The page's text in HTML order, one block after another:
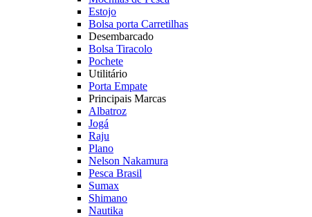
Estojo
Bolsa porta Carretilhas
Desembarcado
Bolsa Tiracolo
Pochete
Utilitário
Porta Empate
Principais Marcas
Albatroz
Jogá
Raju
Plano
Nelson Nakamura
Pesca Brasil
Sumax
Shimano
Nautika